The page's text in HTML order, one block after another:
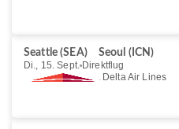
Seattle (SEA)
Seoul (ICN)
Di., 15. Sept. Direktflug
Delta Air Lines